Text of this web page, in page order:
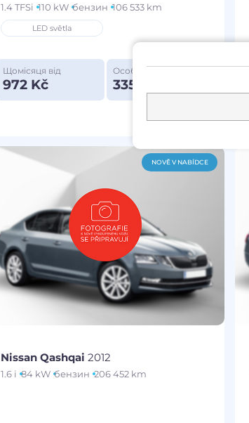
1.4 TFSi 110 kW бензин 106 533 km
LED světla
Щомісяця від
972 Kč
Особлива ціна
335 000 Kč
NOVĚ V NABÍDCE
Nissan Qashqai2012
1.6 i 84 kW бензин 206 452 km